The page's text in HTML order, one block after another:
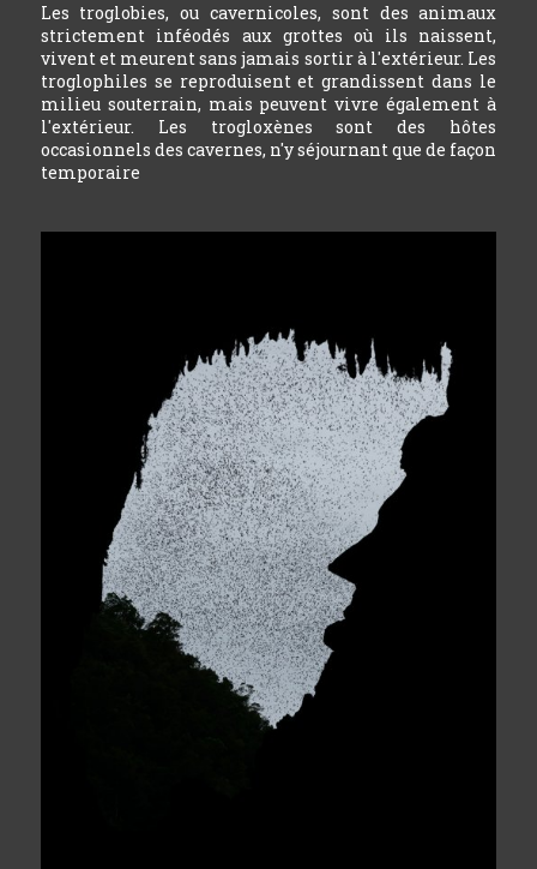
Les troglobies, ou cavernicoles, sont des animaux
strictement inféodés aux grottes où ils naissent,
vivent et meurent sans jamais sortir à l'extérieur. Les
troglophiles se reproduisent et grandissent dans le
milieu souterrain, mais peuvent vivre également à
l'extérieur. Les trogloxènes sont des hôtes
occasionnels des cavernes, n'y séjournant que de façon
temporaire